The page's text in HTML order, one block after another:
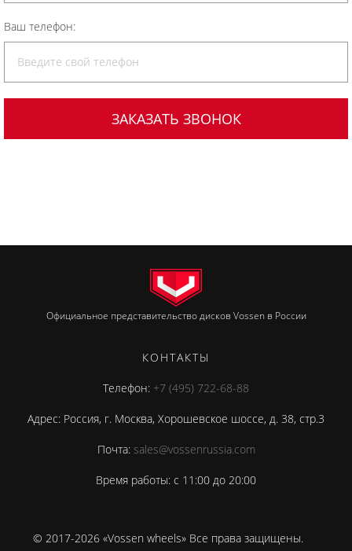
Ваш телефон:
Официальное представительство дисков Vossen в России
КОНТАКТЫ
Телефон: +7 (495) 722-68-88
Адрес: Россия, г. Москва, Хорошевское шоссе, д. 38, стр.3
Почта: sales@vossenrussia.com
Время работы: с 11:00 до 20:00
© 2017-2026 «Vossen wheels» Все права защищены.